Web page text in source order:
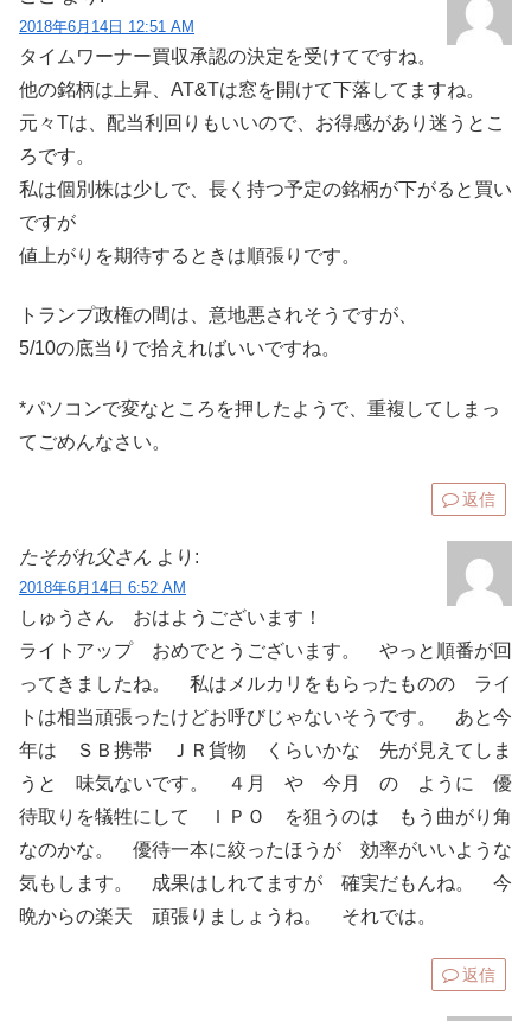
2018年6月14日 12:51 AM
タイムワーナー買収承認の決定を受けてですね。
他の銘柄は上昇、AT&Tは窓を開けて下落してますね。
元々Tは、配当利回りもいいので、お得感があり迷うとこ
ろです。
私は個別株は少しで、長く持つ予定の銘柄が下がると買い
ですが
値上がりを期待するときは順張りです。
トランプ政権の間は、意地悪されそうですが、
5/10の底当りで拾えればいいですね。
*パソコンで変なところを押したようで、重複してしまっ
てごめんなさい。
返信
たそがれ父さん より:
2018年6月14日 6:52 AM
しゅうさん おはようございます！
ライトアップ おめでとうございます。 やっと順番が回
ってきましたね。 私はメルカリをもらったものの ライ
トは相当頑張ったけどお呼びじゃないそうです。 あと今
年は ＳＢ携帯 ＪＲ貨物 くらいかな 先が見えてしま
うと 味気ないです。 ４月 や 今月 の ように 優
待取りを犠牲にして ＩＰＯ を狙うのは もう曲がり角
なのかな。 優待一本に絞ったほうが 効率がいいような
気もします。 成果はしれてますが 確実だもんね。 今
晩からの楽天 頑張りましょうね。 それでは。
返信